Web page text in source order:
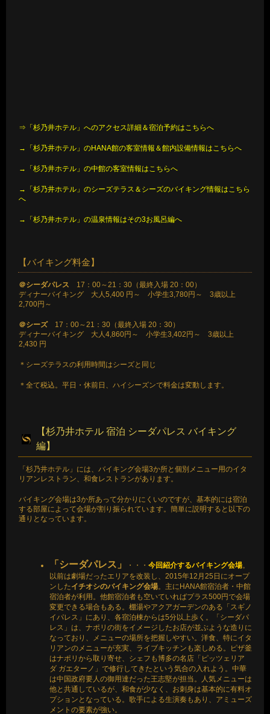
⇒「杉乃井ホテル」へのアクセス詳細＆宿泊予約はこちらへ
→「杉乃井ホテル」のHANA館の客室情報＆館内設備情報はこちらへ
→「杉乃井ホテル」の中館の客室情報はこちらへ
→「杉乃井ホテル」のシーズテラス＆シーズのバイキング情報はこちら
へ
→「杉乃井ホテル」の温泉情報はその3お風呂編へ
【バイキング料金】
＠シーダパレス 17：00～21：30（最終入場 20：00）
ディナーバイキング 大人5,400 円～ 小学生3,780円～ 3歳以上
2,700円～
＠シーズ17：00～21：30（最終入場 20：30）
ディナーバイキング 大人4,860円～ 小学生3,402円～ 3歳以上
2,430 円
＊シーズテラスの利用時間はシーズと同じ
＊全て税込。平日・休前日、ハイシーズンで料金は変動します。
【杉乃井ホテル 宿泊 シーダパレス バイキング
編】
「杉乃井ホテル」には、バイキング会場3か所と個別メニュー用のイタ
リアンレストラン、和食レストランがあります。
バイキング会場は3か所あって分かりにくいのですが、基本的には宿泊
する部屋によって会場が割り振られています。簡単に説明すると以下の
通りとなっています。
「シーダパレス」 ・・・ 今回紹介するバイキング会場。
以前は劇場だったエリアを改装し、2015年12月25日にオープ
ンしたイチオシのバイキング会場。主にHANA館宿泊者・中館
宿泊者が利用。他館宿泊者も空いていればプラス500円で会場
変更できる場合もある。棚湯やアクアガーデンのある「スギノ
イパレス」にあり、各宿泊棟からは5分以上歩く。「シーダパ
レス」は、ナポリの街をイメージしたお店が並ぶような造りに
なっており、メニューの場所を把握しやすい。洋食、特にイタ
リアンのメニューが充実、ライブキッチンも楽しめる。ピザ釜
はナポリから取り寄せ、シェフも博多の名店「ピッツェリア
ダ ガエターノ」で修行してきたという気合の入れよう。中華
は中国政府要人の御用達だった王志堅が担当。人気メニューは
他と共通しているが、和食が少なく、お刺身は基本的に有料オ
プションとなっている。歌手による生演奏もあり、アミューズ
メントの要素が強い。